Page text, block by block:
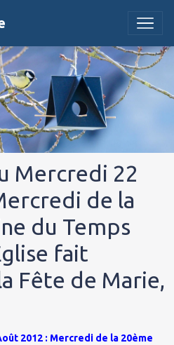
Mercredi 22
de la
du Temps
fait
Fête de Marie,
2012 : Mercredi de la 20ème